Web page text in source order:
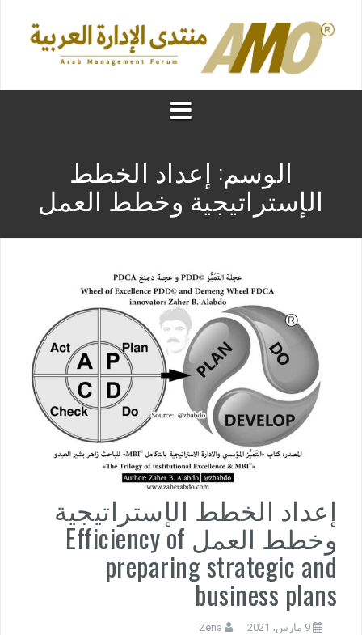
الوسم: إعداد الخطط
الإستراتيجية وخطط العمل
إعداد الخطط الإستراتيجية
وخطط العمل Efficiency of
preparing strategic and
business plans
9 مارس، 2021 Zena